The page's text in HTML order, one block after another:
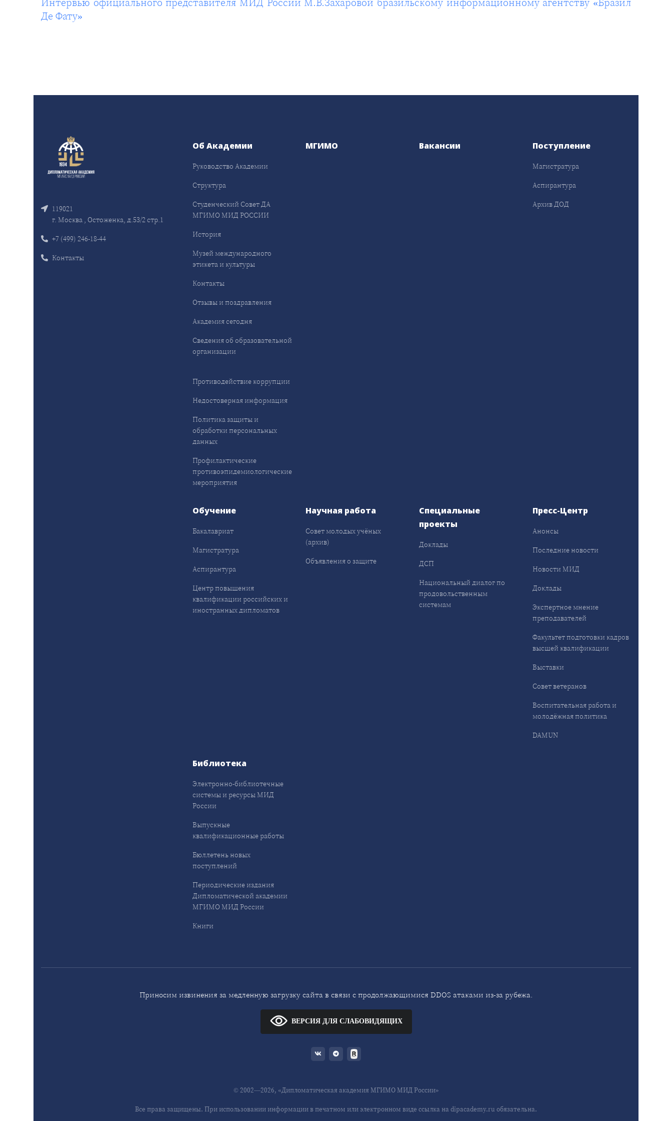
Де Фату»
119021
г. Москва , Остоженка, д.53/2 стр.1
+7 (499) 246-18-44
Контакты
Об Академии
Руководство Академии
Структура
Студенческий Совет ДА
МГИМО МИД РОССИИ
История
Музей международного
этикета и культуры
Контакты
Отзывы и поздравления
Академия сегодня
Сведения об образовательной
организации
Противодействие коррупции
Недостоверная информация
Политика защиты и
обработки персональных
данных
Профилактические
противоэпидемиологические
мероприятия
МГИМО Вакансии Поступление
Магистратура
Аспирантура
Архив ДОД
Обучение
Бакалавриат
Магистратура
Аспирантура
Центр повышения
квалификации российских и
иностранных дипломатов
Научная работа
Совет молодых учёных
(архив)
Объявления о защите
Специальные
проекты
Доклады
ДСП
Национальный диалог по
продовольственным
системам
Пресс-Центр
Анонсы
Последние новости
Новости МИД
Доклады
Экспертное мнение
преподавателей
Факультет подготовки кадров
высшей квалификации
Выставки
Совет ветеранов
Воспитательная работа и
молодёжная политика
DAMUN
Библиотека
Электронно-библиотечные
системы и ресурсы МИД
России
Выпускные
квалификационные работы
Бюллетень новых
поступлений
Периодические издания
Дипломатической академии
МГИМО МИД России
Книги
Приносим извинения за медленную загрузку сайта в связи с продолжающимися DDOS атаками из-за рубежа.
ВЕРСИЯ ДЛЯ СЛАБОВИДЯЩИХ
© 2002—2026, «Дипломатическая академия МГИМО МИД России»
Все права защищены. При использовании информации в печатном или электронном виде ссылка на dipacademy.ru обязательна.